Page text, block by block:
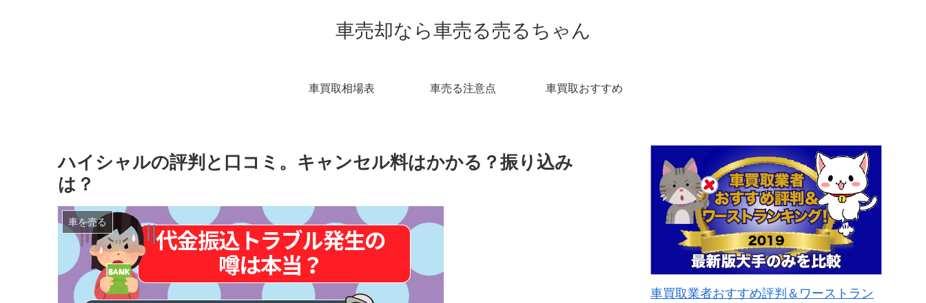
車売却なら車売る売るちゃん
車買取相場表 車売る注意点 車買取おすすめ
ハイシャルの評判と口コミ。キャンセル料はかかる？振り込み
は？
車を売る
車買取業者おすすめ評判＆ワーストラン